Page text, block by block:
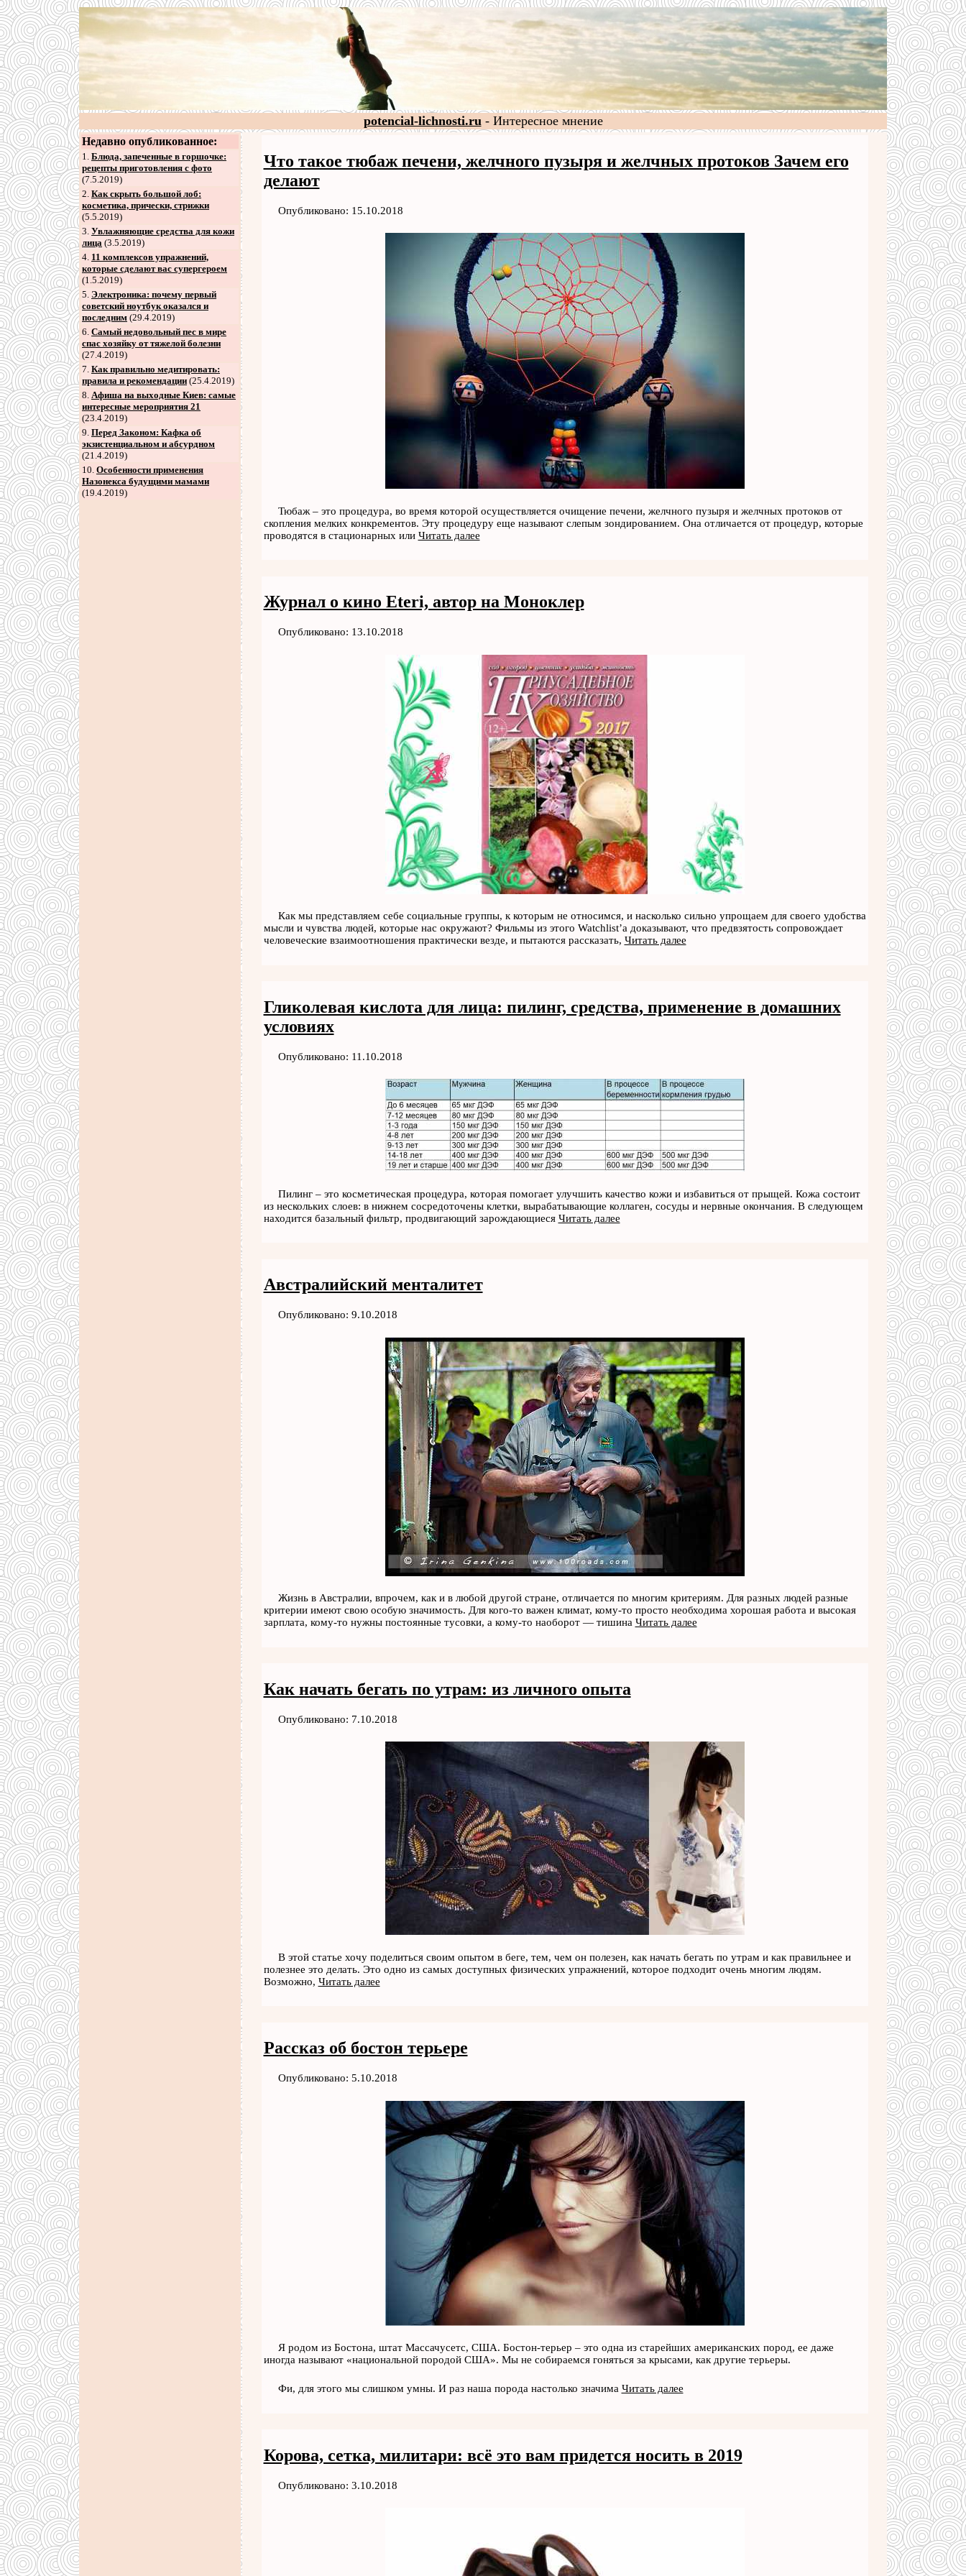
potencial-lichnosti.ru- Интересное мнение
Недавно опубликованное:
1. Блюда, запеченные в горшочке:
рецепты приготовления с фото
(7.5.2019)
2. Как скрыть большой лоб:
косметика, прически, стрижки
(5.5.2019)
3. Увлажняющие средства для кожи
лица (3.5.2019)
4. 11 комплексов упражнений,
которые сделают вас супергероем
(1.5.2019)
5. Электроника: почему первый
советский ноутбук оказался и
последним (29.4.2019)
6. Самый недовольный пес в мире
спас хозяйку от тяжелой болезни
(27.4.2019)
7. Как правильно медитировать:
правила и рекомендации (25.4.2019)
8. Афиша на выходные Киев: самые
интересные мероприятия 21
(23.4.2019)
9. Перед Законом: Кафка об
экзистенциальном и абсурдном
(21.4.2019)
10. Особенности применения
Назонекса будущими мамами
(19.4.2019)
Что такое тюбаж печени, желчного пузыря и желчных протоков Зачем его
делают
Опубликовано: 15.10.2018
Тюбаж – это процедура, во время которой осуществляется очищение печени, желчного пузыря и желчных протоков от
скопления мелких конкрементов. Эту процедуру еще называют слепым зондированием. Она отличается от процедур, которые
проводятся в стационарных или Читать далее
Журнал о кино Eteri, автор на Моноклер
Опубликовано: 13.10.2018
Как мы представляем себе социальные группы, к которым не относимся, и насколько сильно упрощаем для своего удобства
мысли и чувства людей, которые нас окружают? Фильмы из этого Watchlist’a доказывают, что предвзятость сопровождает
человеческие взаимоотношения практически везде, и пытаются рассказать, Читать далее
Гликолевая кислота для лица: пилинг, средства, применение в домашних
условиях
Опубликовано: 11.10.2018
Пилинг – это косметическая процедура, которая помогает улучшить качество кожи и избавиться от прыщей. Кожа состоит
из нескольких слоев: в нижнем сосредоточены клетки, вырабатывающие коллаген, сосуды и нервные окончания. В следующем
находится базальный фильтр, продвигающий зарождающиеся Читать далее
Австралийский менталитет
Опубликовано: 9.10.2018
Жизнь в Австралии, впрочем, как и в любой другой стране, отличается по многим критериям. Для разных людей разные
критерии имеют свою особую значимость. Для кого-то важен климат, кому-то просто необходима хорошая работа и высокая
зарплата, кому-то нужны постоянные тусовки, а кому-то наоборот — тишина Читать далее
Как начать бегать по утрам: из личного опыта
Опубликовано: 7.10.2018
В этой статье хочу поделиться своим опытом в беге, тем, чем он полезен, как начать бегать по утрам и как правильнее и
полезнее это делать. Это одно из самых доступных физических упражнений, которое подходит очень многим людям.
Возможно, Читать далее
Рассказ об бостон терьере
Опубликовано: 5.10.2018
Я родом из Бостона, штат Массачусетс, США. Бостон-терьер – это одна из старейших американских пород, ее даже
иногда называют «национальной породой США». Мы не собираемся гоняться за крысами, как другие терьеры.
Фи, для этого мы слишком умны. И раз наша порода настолько значима Читать далее
Корова, сетка, милитари: всё это вам придется носить в 2019
Опубликовано: 3.10.2018